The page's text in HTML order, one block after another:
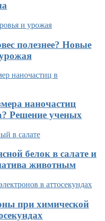
полезнее? Новые
наночастиц
Решение ученых
белок в салате и
животным
при химической